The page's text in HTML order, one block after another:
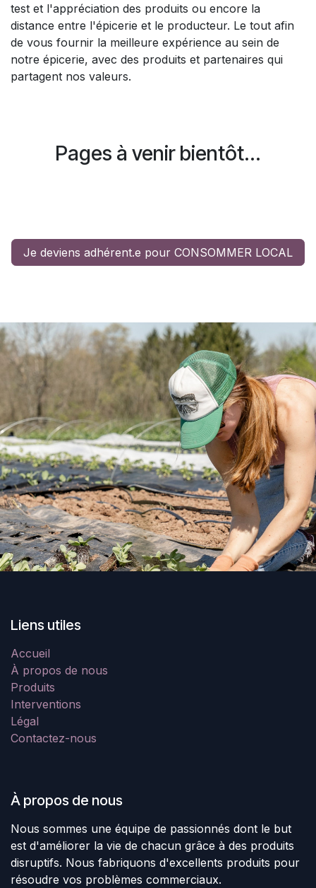
test et l'appréciation des produits ou encore la
distance entre l'épicerie et le producteur. Le tout afin
de vous fournir la meilleure expérience au sein de
notre épicerie, avec des produits et partenaires qui
partagent nos valeurs.
Pages à venir bientôt...
Je deviens adhérent.e pour CONSOMMER LOCAL
Liens utiles
Accueil
À propos de nous
Produits
Interventions
Légal
Contactez-nous
À propos de nous
Nous sommes une équipe de passionnés dont le but
est d'améliorer la vie de chacun grâce à des produits
disruptifs. Nous fabriquons d'excellents produits pour
résoudre vos problèmes commerciaux.